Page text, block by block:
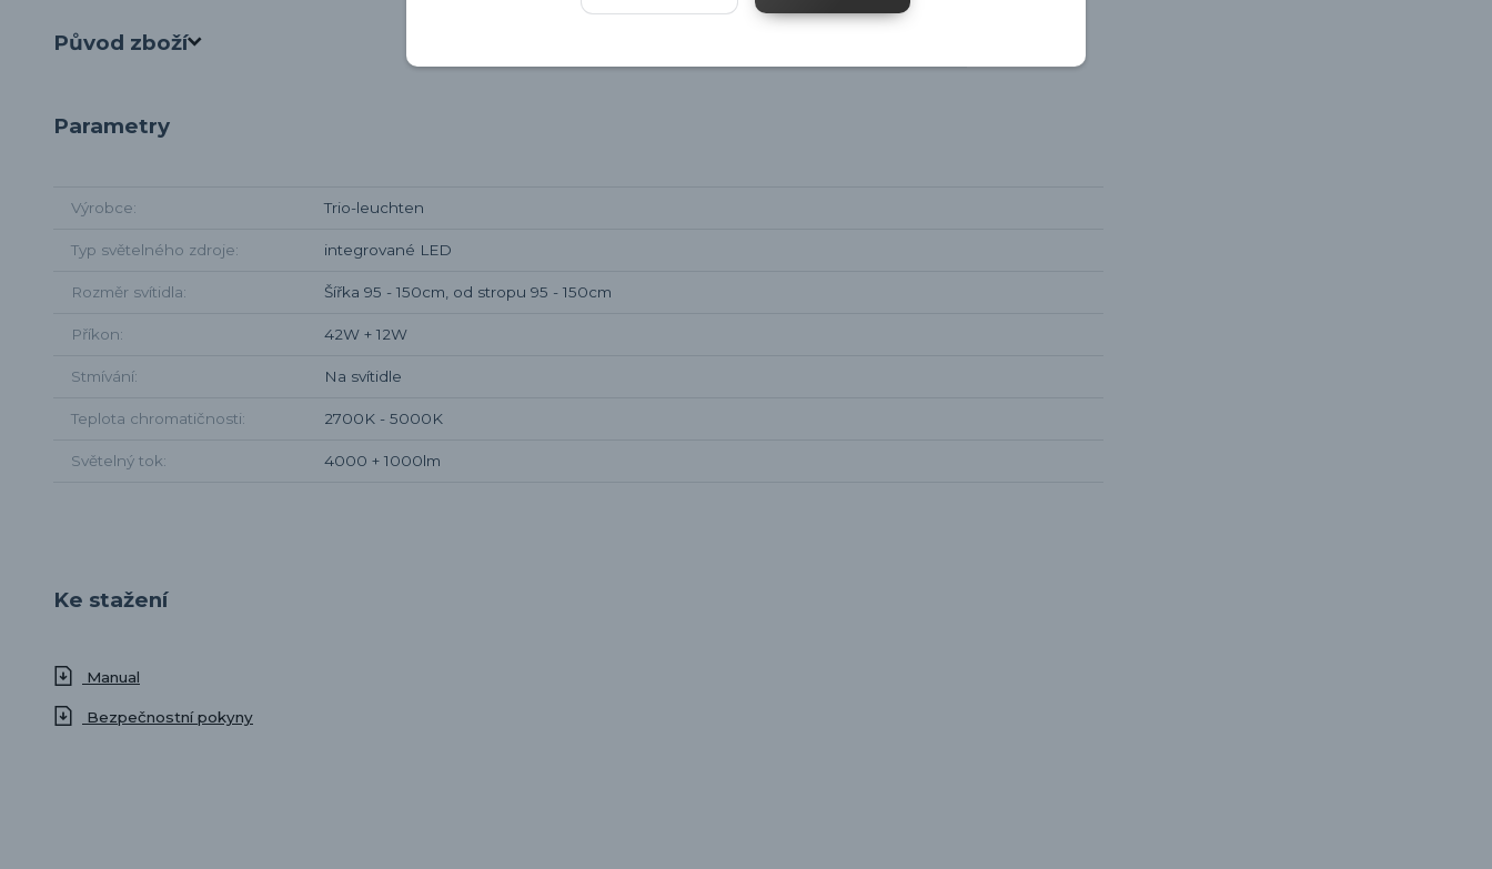
Původ zboží
Parametry
Výrobce Trio-leuchten
Typ světelného zdroje integrované LED
Rozměr svítidla Šířka 95 - 150cm, od stropu 95 - 150cm
Příkon 42W + 12W
Stmívání Na svítidle
Teplota chromatičnosti 2700K - 5000K
Světelný tok 4000 + 1000lm
Ke stažení
Manual
Bezpečnostní pokyny